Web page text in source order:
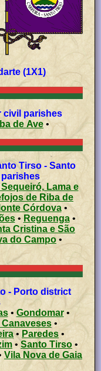
Bandeira (2x3) Estandarte (1X1)
civil parishes
Riba de Ave •
Tirso - Santo
Lama e
de Riba de
Córdova•
• Reguenga•
Cristina e São
do Campo •
• Gondomar•
Canaveses•
• Paredes •
• Santo Tirso •
Vila Nova de Gaia